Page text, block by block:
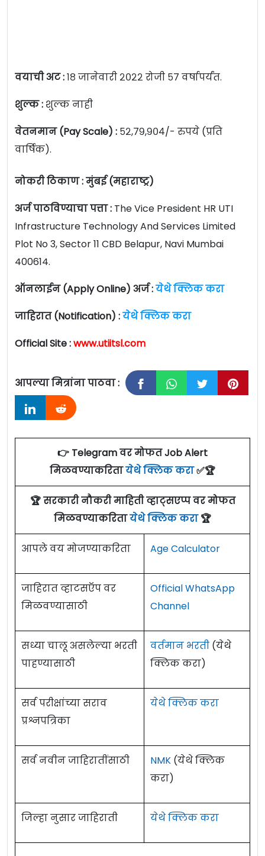
वयाची अट :१८ जानेवारी २०२२ रोजी ५७ वर्षापर्यंत.
शुल्क : शुल्क नाही
वेतनमान (Pay Scale) : ५२,७९,९०४/- रुपये (प्रति
वार्षिक).
नोकरी ठिकाण : मुंबई (महाराष्ट्र)
अर्ज पाठविण्याचा पत्ता : The Vice President HR UTI
Infrastructure Technology And Services Limited
Plot No 3, Sector 11 CBD Belapur, Navi Mumbai
400614.
ऑनलाईन (Apply Online) अर्ज :येथे क्लिक करा
जाहिरात (Notification) :येथे क्लिक करा
Official Site :www.utiitsl.com
आपल्या मित्रांना पाठवा :
👉 Telegram वर मोफत Job Alert
मिळवण्याकरितायेथे क्लिक करा✅🏆
🏆 सरकारी नौकरी माहिती व्हाट्सएप्प वर मोफत
मिळवण्याकरितायेथे क्लिक करा🏆
आपले वय मोजण्याकरिता Age Calculator
जाहिरात व्हाटसऍप वर
मिळवण्यासाठी
Official WhatsApp
Channel
सध्या चालू असलेल्या भरती
पाहण्यासाठी
वर्तमान भरती (येथे
क्लिक करा)
सर्व परीक्षांच्या सराव
प्रश्नपत्रिका
येथे क्लिक करा
सर्व नवीन जाहिरातींसाठी NMK (येथे क्लिक
करा)
जिल्हा नुसार जाहिराती येथे क्लिक करा